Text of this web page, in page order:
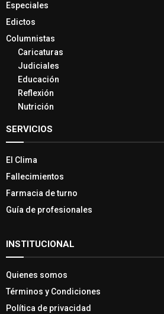
Especiales
Edictos
Columnistas
Caricaturas
Judiciales
Educación
Reflexión
Nutrición
SERVICIOS
El Clima
Fallecimientos
Farmacia de turno
Guía de profesionales
INSTITUCIONAL
Quienes somos
Términos y Condiciones
Política de privacidad